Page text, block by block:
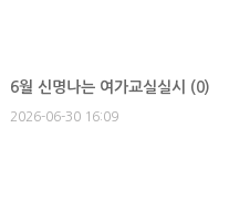
6월 신명나는 여가교실실시 (0)
2026-06-30 16:09